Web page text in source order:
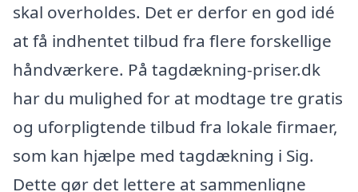
skal overholdes. Det er derfor en god idé
at få indhentet tilbud fra flere forskellige
håndværkere. På tagdækning-priser.dk
har du mulighed for at modtage tre gratis
og uforpligtende tilbud fra lokale firmaer,
som kan hjælpe med tagdækning i Sig.
Dette gør det lettere at sammenligne